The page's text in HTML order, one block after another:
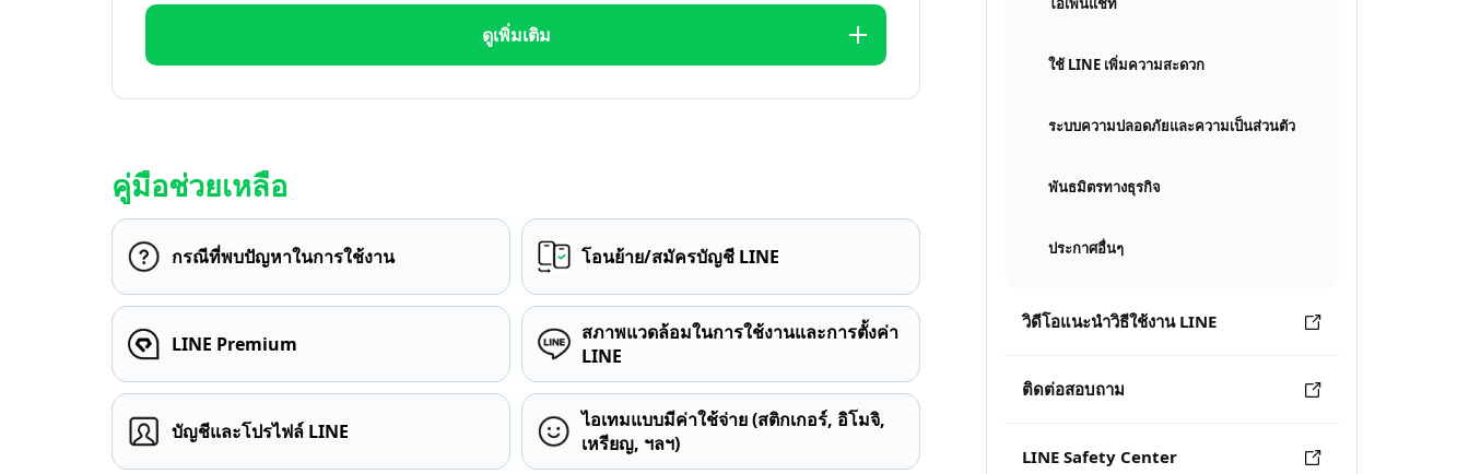
ใช้ LINE เพิ่มความสะดวก
ระบบความปลอดภัยและความเป็นส่วนตัว
พันธมิตรทางธุรกิจ
ประกาศอื่นๆ
วิดีโอแนะนำวิธีใช้งาน LINE
ติดต่อสอบถาม
LINE Safety Center
ดูเพิ่มเติม
คู่มือช่วยเหลือ
กรณีที่พบปัญหาในการใช้งาน โอนย้าย/สมัครบัญชี LINE
LINE Premium
สภาพแวดล้อมในการใช้งานและการตั้งค่า
LINE
บัญชีและโปรไฟล์ LINE
ไอเทมแบบมีค่าใช้จ่าย (สติกเกอร์, อิโมจิ,
เหรียญ, ฯลฯ)